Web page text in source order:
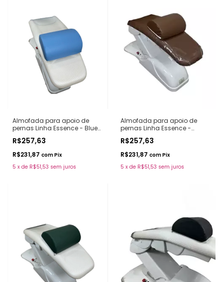
Almofada para apoio de
pernas Linha Essence - Blue
R$257,63
R$231,87 comPix
5 x de R$51,53 sem juros
Almofada para apoio de
pernas Linha Essence -
R$257,63
R$231,87 comPix
5 x de R$51,53 sem juros